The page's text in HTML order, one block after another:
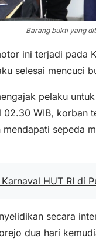
Barang bukti yang
ini terjadi pada
selesai mencuci
pelaku
02.30 WIB, korban
mendapati sepeda
HUT RI di
secara
dua hari